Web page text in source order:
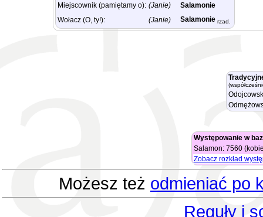
Miejscownik (pamiętamy o): (Janie)
Salamonie
Wołacz (O, ty!):
(Janie) Salamonie rzad.
Występowanie w
Salamon: 7560
Zobacz rozkład
Możesz też odmieniać po
Reguły i